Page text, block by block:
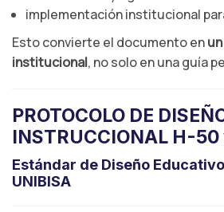
implementación institucional
Esto convierte el documento en
institucional, no solo en una guía
PROTOCOLO DE
INSTRUCCIONAL H-
Estándar de Diseño
UNIBISA